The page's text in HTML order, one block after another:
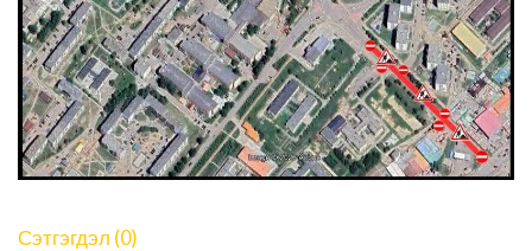
Сэтгэгдэл (0)